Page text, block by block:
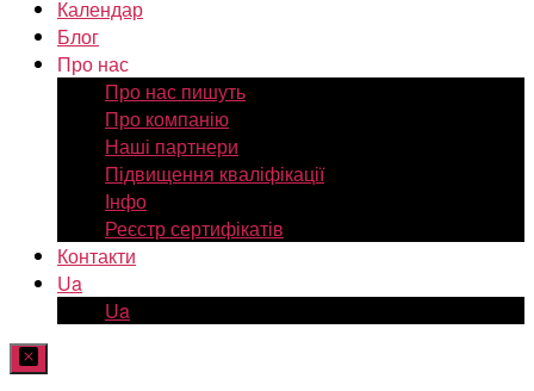
Календар
Блог
Про нас
Про нас пишуть
Про компанію
Наші партнери
Підвищення кваліфікації
Інфо
Реєстр сертифікатів
Контакти
Ua
Ua